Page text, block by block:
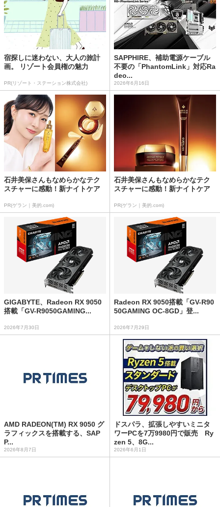
宿探しに迷わない、大人の旅計
画。 リゾート会員権の魅力
PR(リゾート・ステーション株式会社)
SAPPHIRE、補助電源ケーブル
不要の「PhantomLink」対応Ra
deo...
2026年6月16日
石井美保さんもなめらかなテク
スチャーに感動！新ナイトケア
PR(ゲラン｜美的.com)
石井美保さんもなめらかなテク
スチャーに感動！新ナイトケア
PR(ゲラン｜美的.com)
GIGABYTE、Radeon RX 9050
搭載「GV-R9050GAMING...
2026年7月30日
Radeon RX 9050搭載「GV-R90
50GAMING OC-8GD」登...
2026年7月29日
AMD RADEON(TM) RX 9050 グ
ラフィックスを搭載する、SAP
P...
2026年8月7日
ドスパラ、拡張しやすいミニタ
ワーPCを7万9980円で販売 Ry
zen 5、8G...
2026年6月1日